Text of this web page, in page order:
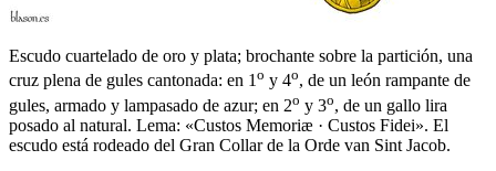
Escudo cuartelado de oro y plata; brochante sobre la partición, una
cruz plena de gules cantonada: en 1o y 4o, de un león rampante de
gules, armado y lampasado de azur; en 2o y 3o, de un gallo lira
posado al natural. Lema: «Custos Memoriæ · Custos Fidei». El
escudo está rodeado del Gran Collar de la Orde van Sint Jacob.